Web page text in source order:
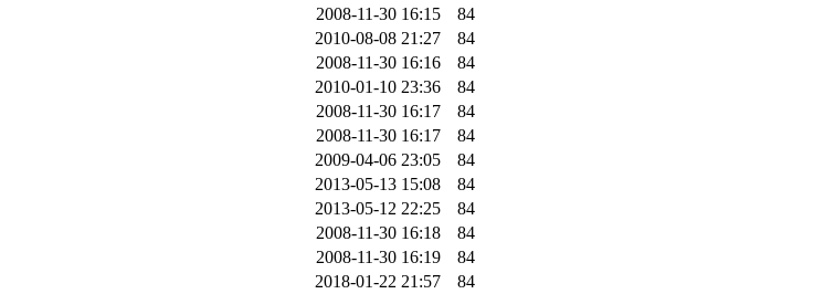
2008-11-30 16:15
84
2010-08-08 21:27
84
2008-11-30 16:16
84
2010-01-10 23:36
84
2008-11-30 16:17
84
2008-11-30 16:17
84
2009-04-06 23:05
84
2013-05-13 15:08
84
2013-05-12 22:25
84
2008-11-30 16:18
84
2008-11-30 16:19
84
2018-01-22 21:57
84